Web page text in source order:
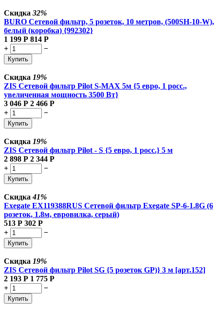
Скидка 32%
BURO Сетевой фильтр, 5 розеток, 10 метров, (500SH-10-W),
белый (коробка) {992302}
1 199 Р 814 Р
+
−
Купить
Скидка 19%
ZIS Сетевой фильтр Pilot S-MAX 5м {5 евро, 1 росс.,
увеличенная мощность 3500 Вт}
3 046 Р 2 466 Р
+
−
Купить
Скидка 19%
ZIS Сетевой фильтр Pilot - S {5 евро, 1 росс.} 5 м
2 898 Р 2 344 Р
+
−
Купить
Скидка41%
Exegate EX119388RUS Сетевой фильтр Exegate SP-6-1.8G (6
розеток, 1.8м, евровилка, серый)
513 Р 302 Р
+
−
Купить
Скидка 19%
ZIS Сетевой фильтр Pilot SG {5 розеток GP)} 3 м [арт.152]
2 193 Р 1 775 Р
+
−
Купить